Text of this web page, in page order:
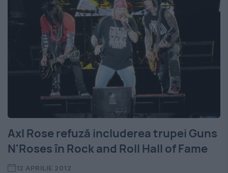
Axl Rose refuză includerea trupei Guns
N'Roses în Rock and Roll Hall of Fame
12 APRILIE 2012